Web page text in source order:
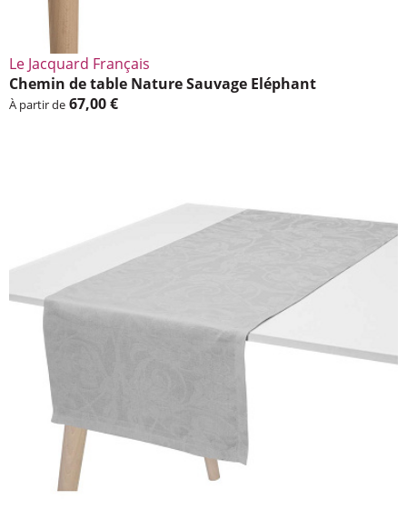
Le Jacquard Français
Chemin de table Nature Sauvage Eléphant
À partir de 67,00 €